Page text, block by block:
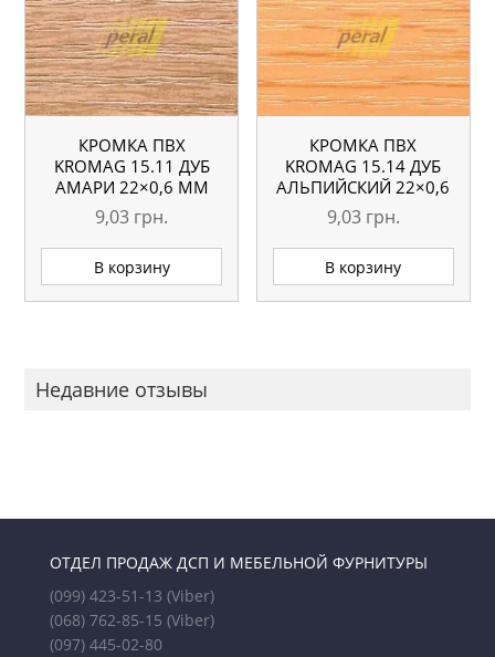
КРОМКА ПВХ
KROMAG 15.11 ДУБ
АМАРИ 22×0,6 ММ
9,03 грн.
В корзину
КРОМКА ПВХ
KROMAG 15.14 ДУБ
АЛЬПИЙСКИЙ 22×0,6
ММ
9,03 грн.
В корзину
Недавние отзывы
ОТДЕЛ ПРОДАЖ ДСП И МЕБЕЛЬНОЙ ФУРНИТУРЫ
(099) 423-51-13 (Viber)
(068) 762-85-15 (Viber)
(097) 445-02-80